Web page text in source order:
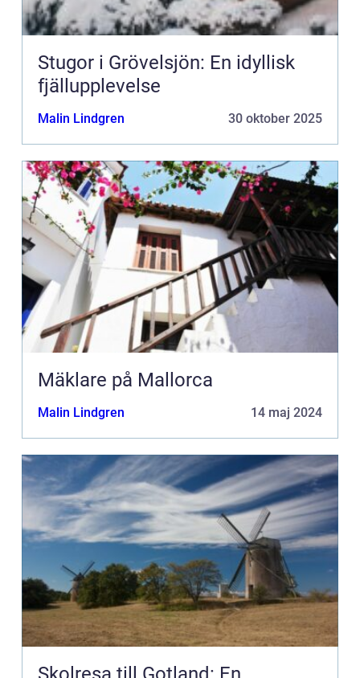
Stugor i Grövelsjön: En idyllisk
fjällupplevelse
Malin Lindgren 30 oktober 2025
Mäklare på Mallorca
Malin Lindgren 14 maj 2024